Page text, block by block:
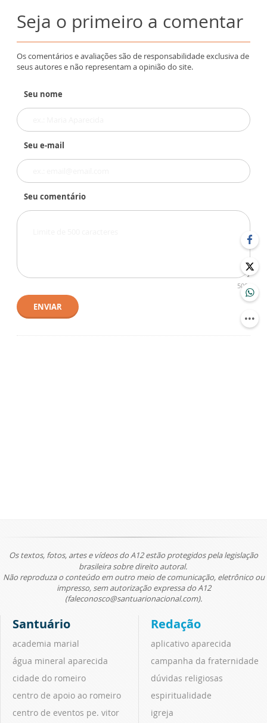
Seja o primeiro a comentar
Os comentários e avaliações são de responsabilidade exclusiva de
seus autores e não representam a opinião do site.
Seu nome
Seu e-mail
Seu comentário
500
ENVIAR
Os textos, fotos, artes e vídeos do A12 estão protegidos pela legislação
brasileira sobre direito autoral.
Não reproduza o conteúdo em outro meio de comunicação, eletrônico ou
impresso, sem autorização expressa do A12
(faleconosco@santuarionacional.com).
Santuário
academia marial
água mineral aparecida
cidade do romeiro
centro de apoio ao romeiro
centro de eventos pe. vitor
Redação
aplicativo aparecida
campanha da fraternidade
dúvidas religiosas
espiritualidade
igreja